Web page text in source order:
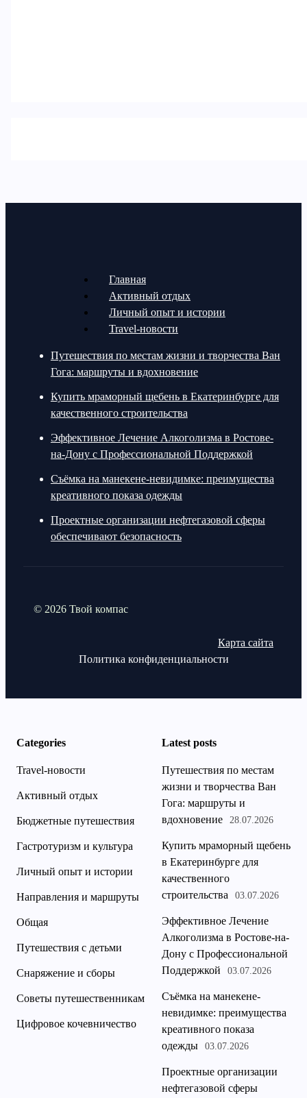
Главная
Активный отдых
Личный опыт и истории
Travel-новости
Путешествия по местам жизни и творчества Ван
Гога: маршруты и вдохновение
Купить мраморный щебень в Екатеринбурге для
качественного строительства
Эффективное Лечение Алкоголизма в Ростове-
на-Дону с Профессиональной Поддержкой
Съёмка на манекене-невидимке: преимущества
креативного показа одежды
Проектные организации нефтегазовой сферы
обеспечивают безопасность
© 2026 Твой компас
Карта сайта
Политика конфиденциальности
Categories
Travel-новости
Активный отдых
Бюджетные путешествия
Гастротуризм и культура
Личный опыт и истории
Направления и маршруты
Общая
Путешествия с детьми
Снаряжение и сборы
Советы путешественникам
Цифровое кочевничество
Latest posts
Путешествия по местам
жизни и творчества Ван
Гога: маршруты и
вдохновение
28.07.2026
Купить мраморный щебень
в Екатеринбурге для
качественного
строительства
03.07.2026
Эффективное Лечение
Алкоголизма в Ростове-на-
Дону с Профессиональной
Поддержкой
03.07.2026
Съёмка на манекене-
невидимке: преимущества
креативного показа
одежды
03.07.2026
Проектные организации
нефтегазовой сферы